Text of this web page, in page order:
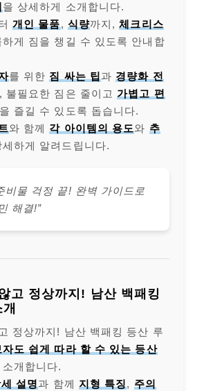
을 상세하게 소개합니다.
개인 물품, 식량까지,체크리스
게 짐을 챙길 수 있도록 안내합
를 위한 짐 싸는 팁과 경량화 전
불필요한 짐은 줄이고 가볍고 편
즐길 수 있도록 돕습니다.
와 함께 각 아이템의 용도와 추
하게 알려드립니다.
비물 걱정 끝! 완벽 가이드로
해결!”
고 정상까지! 남산 백패킹
정상까지! 남산 백패킹 등산 루
자도 쉽게 따라 할 수 있는 등산
개합니다.
설명과 함께 지형 특징, 주의